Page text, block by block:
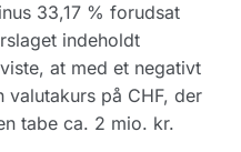
33,17 % forudsat
indeholdt
at med et negativt
på CHF, der
tabe ca. 2 mio. kr.